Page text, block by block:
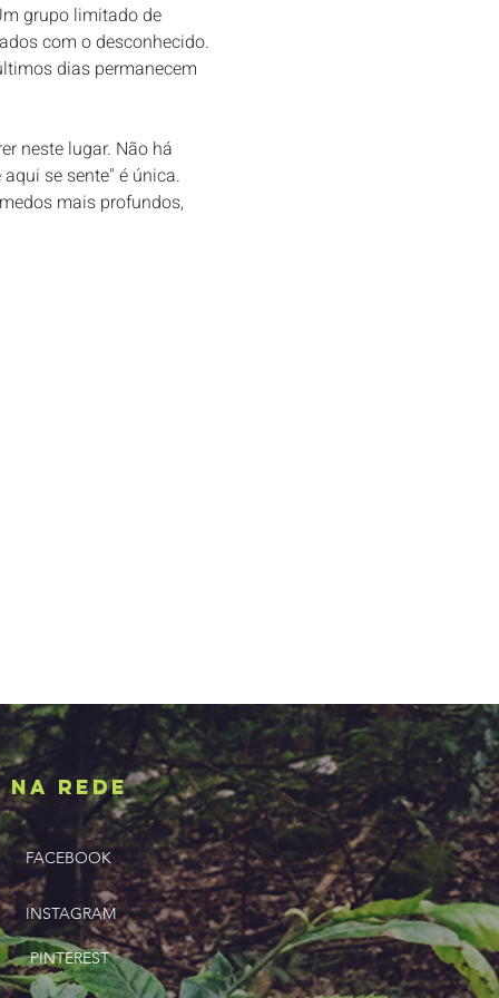
grupo limitado de
com o desconhecido.
dias permanecem
neste lugar. Não há
se sente" é única.
mais profundos,
NA REDE
FACEBOOK
INSTAGRAM
PINTEREST